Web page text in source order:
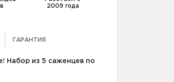
2009 года
ГАРАНТИЯ
Набор из 5 саженцев по